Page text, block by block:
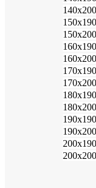
140х200
150х190
150х200
160х190
160х200
170х190
170х200
180х190
180х200
190х190
190х200
200х190
200х200